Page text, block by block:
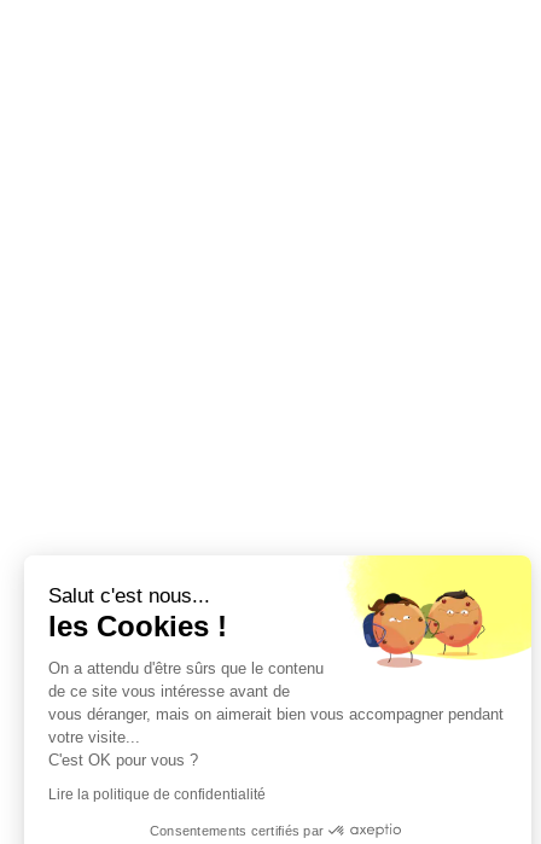
Salut c'est nous...
les Cookies !
On a attendu d'être sûrs que le contenu
de ce site vous intéresse avant de
vous déranger, mais on aimerait bien vous accompagner pendant
votre visite...
C'est OK pour vous ?
Lire la politique de confidentialité
Consentements certifiés par